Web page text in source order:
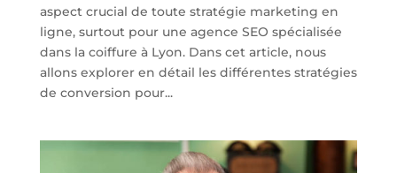
aspect crucial de toute stratégie marketing en
ligne, surtout pour une agence SEO spécialisée
dans la coiffure à Lyon. Dans cet article, nous
allons explorer en détail les différentes stratégies
de conversion pour...